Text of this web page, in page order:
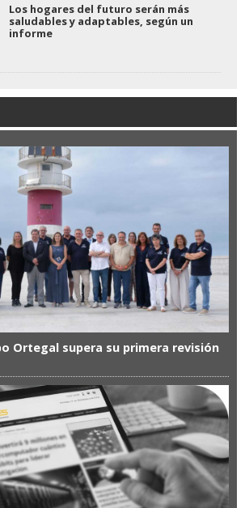
Los hogares del futuro serán más
saludables y adaptables, según un
informe
Ortegal supera su primera revisión